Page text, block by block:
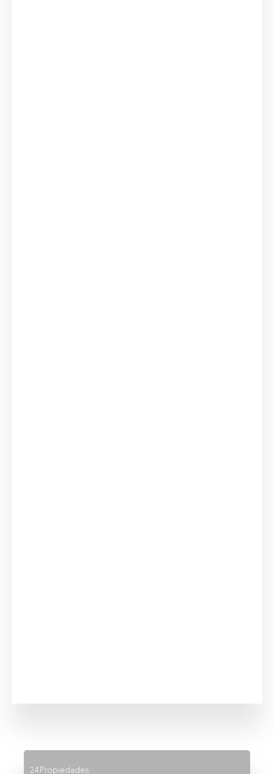
24 Propiedades